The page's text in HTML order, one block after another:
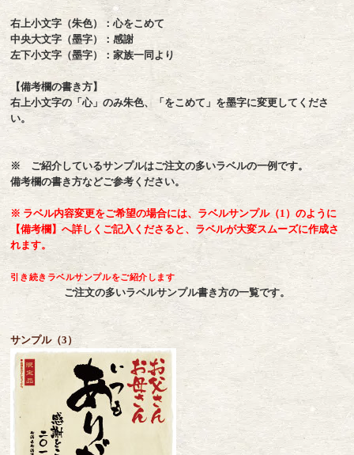
右上小文字（朱色）：心をこめて
中央大文字（墨字）：感謝
左下小文字（墨字）：家族一同より
【備考欄の書き方】
右上小文字の「心」のみ朱色、「をこめて」を墨字に変更してくださ
い。
※ ご紹介しているサンプルはご注文の多いラベルの一例です。
備考欄の書き方などご参考ください。
※ ラベル内容変更をご希望の場合には、ラベルサンプル（1）のように
【備考欄】へ詳しくご記入くださると、ラベルが大変スムーズに作成さ
れます。
引き続きラベルサンプルをご紹介します
ご注文の多いラベルサンプル書き方の一覧です。
サンプル（3）